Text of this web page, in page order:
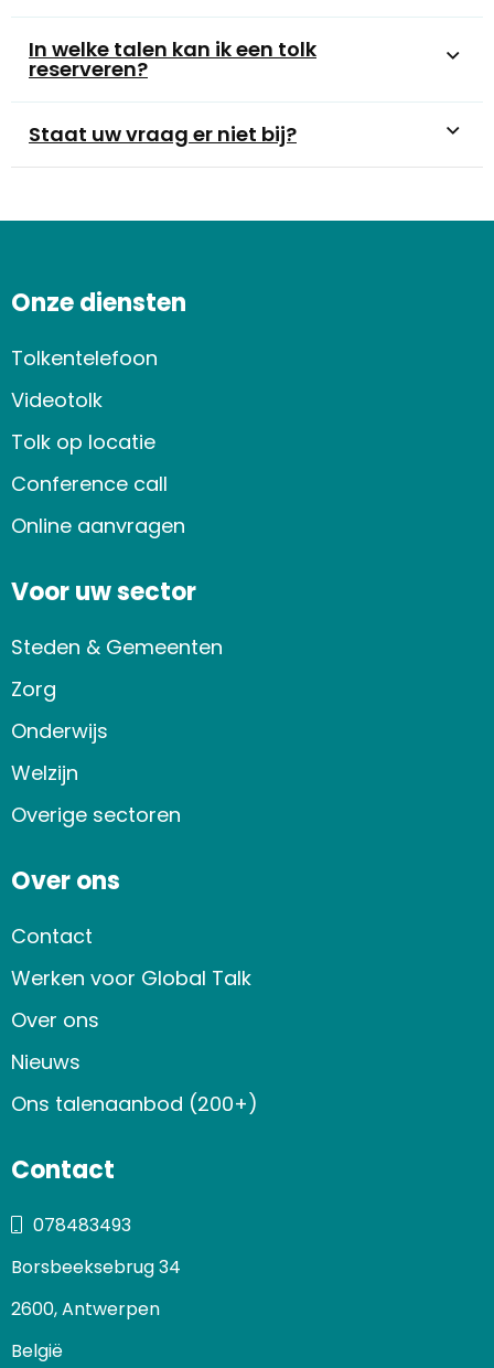
In welke talen kan ik een tolk
reserveren?
Staat uw vraag er niet bij?
Onze diensten
Tolkentelefoon
Videotolk
Tolk op locatie
Conference call
Online aanvragen
Voor uw sector
Steden & Gemeenten
Zorg
Onderwijs
Welzijn
Overige sectoren
Over ons
Contact
Werken voor Global Talk
Over ons
Nieuws
Ons talenaanbod (200+)
Contact
078483493
Borsbeeksebrug 34
2600, Antwerpen
België